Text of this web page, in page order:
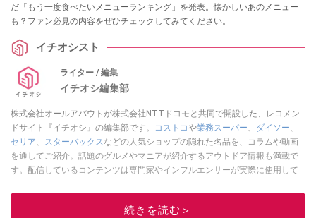
だ「もう一度食べたいメニューランキング」を発表。懐かしいあのメニュー
も？ファン必見の内容をぜひチェックしてみてください。
イチオシスト
ライター / 編集
イチオシ編集部
株式会社オールアバウトが株式会社NTTドコモと共同で開設した、レコメン
ドサイト『イチオシ』の編集部です。
コストコや業務スーパー ダイソー
セリア
スターバックス などの人気ショップの隠れた名品を、コラムや動画
を通してご紹介。話題のグルメやマニアが紹介するアウトドア情報も満載で
す。配信しているコンテンツは専門家やインフルエンサーが実際に使用して
ニュースでフォロー
続きを読む＞